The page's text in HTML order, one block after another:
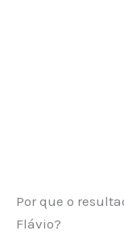
Por que o
Flávio?